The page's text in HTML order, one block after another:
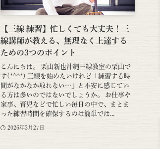
【三線 練習】忙しくても大丈夫！三
線講師が教える、無理なく上達する
ための3つのポイント
こんにちは。 栗山新也沖縄三線教室の栗山で
す(*^^*) 三線を始めたいけれど「練習する時
間がなかなか取れない…」と不安に感じてい
る方は多いのではないでしょうか。 お仕事や
家事、育児などで忙しい毎日の中で、まとま
った練習時間を確保するのは簡単では...
2026年3月27日